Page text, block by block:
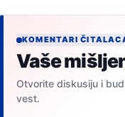
KOMENTARI
Vaše
Otvorite diskusiju i
vest.